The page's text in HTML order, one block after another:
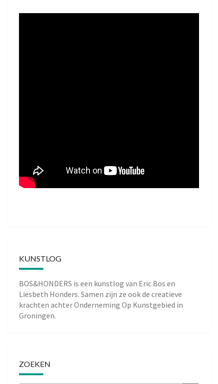
KUNSTLOG
BOS&HONDERS is een kunstlog van Eric Bos en
Liesbeth Honders. Samen zijn ze ook de creatieve
krachten achterOnderneming Op Kunstgebied in
Groningen.
ZOEKEN